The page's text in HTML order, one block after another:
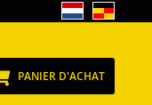
PANIER D'ACHAT